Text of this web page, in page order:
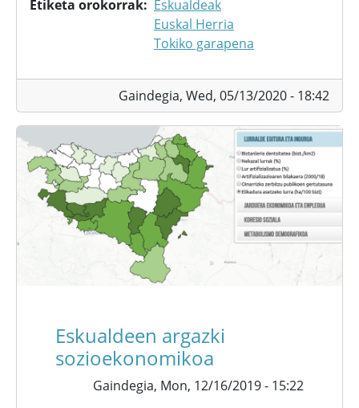
Etiketa orokorrak
Eskualdeak
Euskal Herria
Tokiko garapena
Gaindegia, Wed, 05/13/2020 - 18:42
Eskualdeen argazki
sozioekonomikoa
Gaindegia, Mon, 12/16/2019 - 15:22